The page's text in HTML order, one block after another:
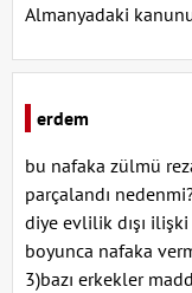
Almanyadaki
erdem
bu nafaka zülmü
parçalandı
diye evlilik dışı
boyunca nafaka
3)bazı erkekler